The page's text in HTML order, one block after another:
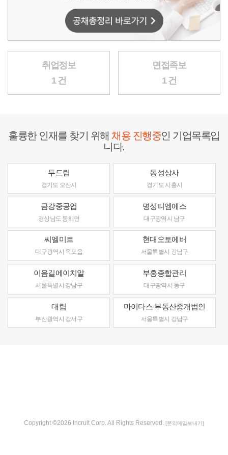
취업정보
1 건
면접족보
1 건
훌륭한 인재를 찾기 위해채용 진행중인 기업목록입
니다.
두드림
경기도 오산시
동성상사
경기도 시흥시
금강중공업
경상남도 동해면
명성티엠에스
대구광역시 남구
씨엘미트
대구광역시 옥포읍
현대오토에버
서울특별시 강남구
이음길에이치알
서울특별시 강남구
부흥종합관리
대구광역시 동구
대립
부산광역시 강서구
마이다스 부동산중개법인
서울특별시 강남구
Copyright ©2026 Incruit Corp. All Rights Reserved. [문의메일보내기]